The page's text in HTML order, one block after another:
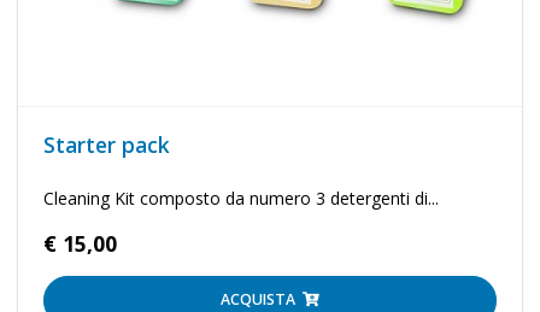
Starter pack
Cleaning Kit composto da numero 3 detergenti di...
€ 15,00
ACQUISTA